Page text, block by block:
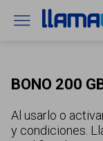
BONO 200
Al usarlo o
y condiciones.